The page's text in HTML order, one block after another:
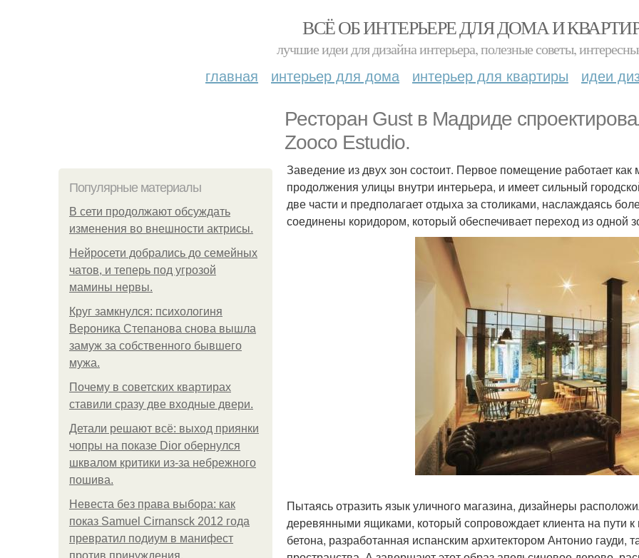
ВСЁ ОБ ИНТЕРЬЕРЕ ДЛЯ ДОМА И
лучшие идеи для дизайна интерьера, полезные советы,
главная интерьер для дома интерьер для квартиры идеи
Ресторан Gust в Мадриде
Zooco Estudio.
Популярные материалы
В сети продолжают обсуждать
изменения во внешности актрисы.
Нейросети добрались до семейных
чатов, и теперь под угрозой
мамины нервы.
Круг замкнулся: психологиня
Вероника Степанова снова вышла
замуж за собственного бывшего
мужа.
Почему в советских квартирах
ставили сразу две входные двери.
Детали решают всё: выход приянки
чопры на показе Dior обернулся
шквалом критики из-за небрежного
пошива.
Невеста без права выбора: как
показ Samuel Cirnansck 2012 года
превратил подиум в манифест
против принуждения.
Заведение из двух зон состоит. Первое помещение работает
продолжения улицы внутри интерьера, и имеет сильный
две части и предполагает отдыха за столиками, наслаждаясь
соединены коридором, который обеспечивает переход из одной
Пытаясь отразить язык уличного магазина, дизайнеры
деревянными ящиками, который сопровождает клиента на пути
бетона, разработанная испанским архитектором Антонио гауди,